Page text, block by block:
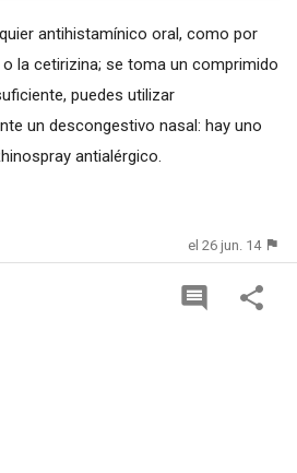
antihistamínico oral, como por
la cetirizina; se toma un comprimido
puedes utilizar
un descongestivo nasal: hay uno
antialérgico.
el 26 jun. 14